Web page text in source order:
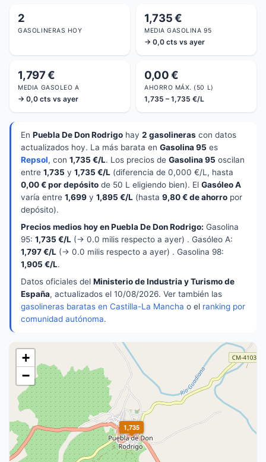
2
GASOLINERAS HOY
1,735 €
MEDIA GASOLINA 95
→ 0,0 cts vs ayer
1,797 €
MEDIA GASOLEO A
→ 0,0 cts vs ayer
0,00 €
AHORRO MÁX. (50 L)
1,735 – 1,735 €/L
En Puebla De Don Rodrigo hay 2 gasolineras con datos
actualizados hoy. La más barata en Gasolina 95 es
Repsol, con 1,735 €/L. Los precios de Gasolina 95 oscilan
entre 1,735 y 1,735 €/L (diferencia de 0,000 €/L, hasta
0,00 € por depósito de 50 L eligiendo bien). El Gasóleo A
varía entre 1,699 y 1,895 €/L (hasta 9,80 € de ahorro por
depósito).
Precios medios hoy en Puebla De Don Rodrigo: Gasolina
95: 1,735 €/L (→ 0.0 milis respecto a ayer) . Gasóleo A:
1,797 €/L (→ 0.0 milis respecto a ayer) . Gasolina 98:
1,905 €/L.
Datos oficiales del Ministerio de Industria y Turismo de
España, actualizados el 10/08/2026. Ver también las
gasolineras baratas en Castilla-La Mancha o el ranking por
comunidad autónoma.
1,735
+
−